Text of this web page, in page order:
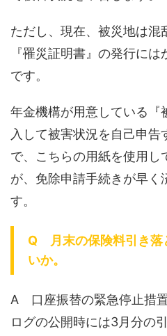
ただし、現在、被災地は混
『罹災証明書』の発行に
です。
年金機構が用意している『
入して被害状況を自己申
で、こちらの用紙を使用し
が、免除申請手続きが早く
す。
Q 月末の保険料引き落
いか。
A 口座振替の緊急停止措
ログの公開時には3月分の